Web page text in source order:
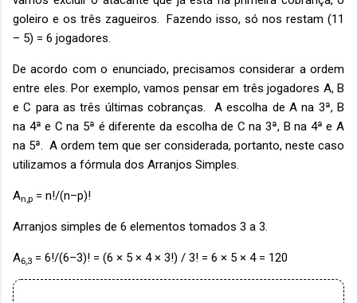
goleiro e os três zagueiros. Fazendo isso, só nos restam (11
– 5) = 6 jogadores.
De acordo com o enunciado, precisamos considerar a ordem
entre eles. Por exemplo, vamos pensar em três jogadores A, B
e C para as três últimas cobranças. A escolha de A na 3ª, B
na 4ª e C na 5ª é diferente da escolha de C na 3ª, B na 4ª e A
na 5ª. A ordem tem que ser considerada, portanto, neste caso
utilizamos a fórmula dos Arranjos Simples.
An,p = n!/(n–p)!
Arranjos simples de 6 elementos tomados 3 a 3.
A6,3 = 6!/(6–3)! = (6 × 5 × 4 × 3!) / 3! = 6 × 5 × 4 = 120